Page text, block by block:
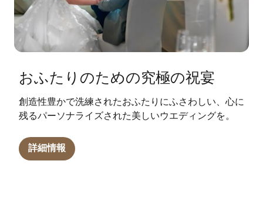
おふたりのための究極の祝宴
創造性豊かで洗練されたおふたりにふさわしい、心に
残るパーソナライズされた美しいウエディングを。
詳細情報